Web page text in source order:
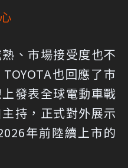
、市場接受度也不
也回應了市
發表全球電動車戰
持，正式對外展示
年前陸續上市的